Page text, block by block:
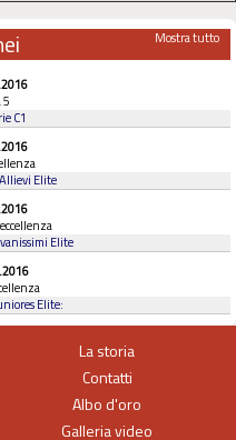
Mostra tutto
5
C1
Elite
Elite
Elite:
La storia
Contatti
Albo d'oro
Galleria video